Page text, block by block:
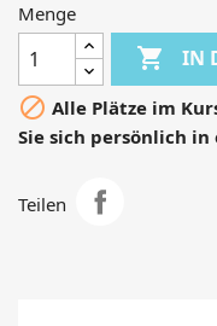
Menge
 IN
 Alle Plätze im
Sie sich persönlich
Teilen
Anmelden
Sie müssen
Wunschliste zu